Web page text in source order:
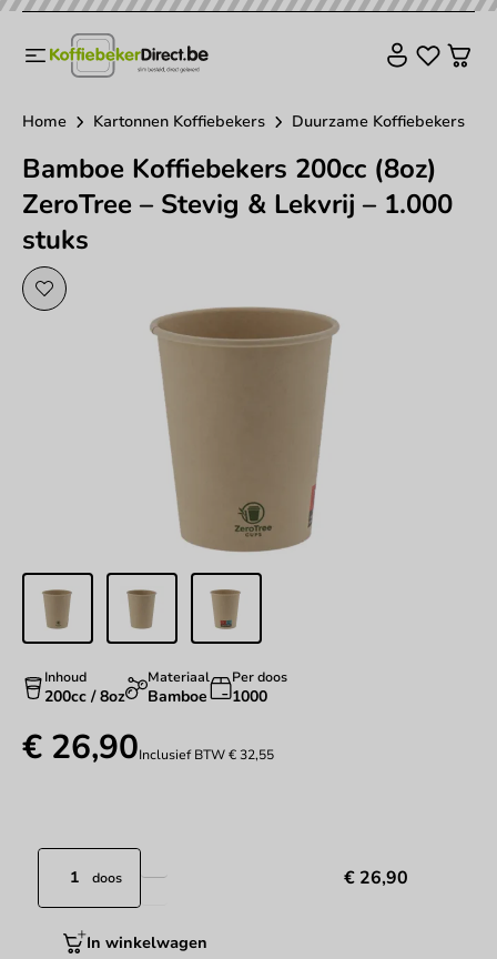
Home Kartonnen Koffiebekers Duurzame Koffiebekers
Bamboe Koffiebekers 200cc (8oz)
ZeroTree – Stevig & Lekvrij – 1.000
stuks
Inhoud
200cc / 8oz
Materiaal
Bamboe
Per doos
1000
€ 26,90Inclusief BTW€ 32,55
doos € 26,90
In winkelwagen